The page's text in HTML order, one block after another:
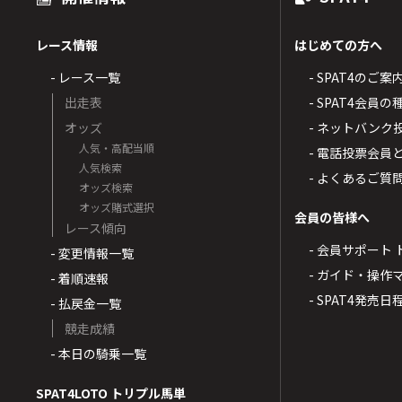
レース情報
- レース一覧
出走表
オッズ
人気・高配当順
人気検索
オッズ検索
オッズ賭式選択
レース傾向
- 変更情報一覧
- 着順速報
- 払戻金一覧
競走成績
- 本日の騎乗一覧
SPAT4LOTO トリプル馬単
はじめての方へ
- SPAT4のご案
- SPAT4会員の
- ネットバンク
- 電話投票会員
- よくあるご質
会員の皆様へ
- 会員サポート
- ガイド・操作
- SPAT4発売日